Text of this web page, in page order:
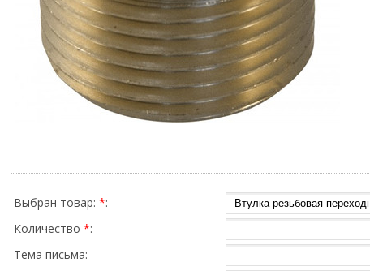
Выбран товар: *:
Количество *:
Тема письма: